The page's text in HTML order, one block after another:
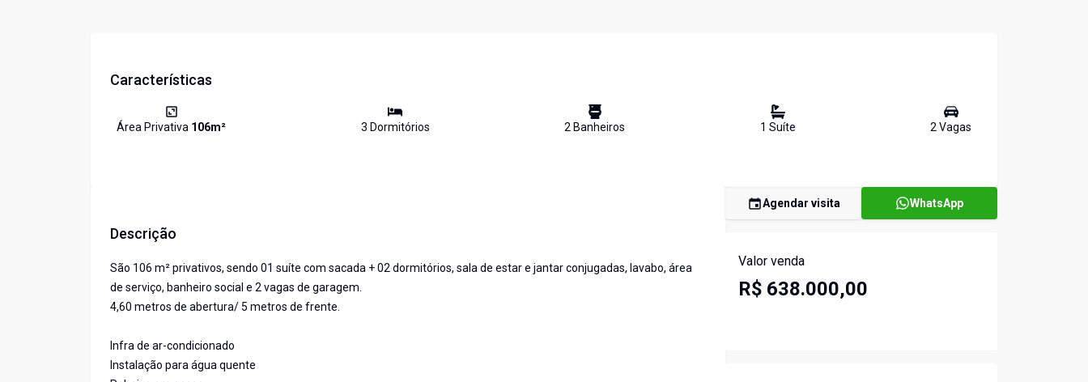
Características
Área Privativa 106m² 3 Dormitórios 2 Banheiros 1 Suíte 2Vagas
Descrição
São 106 m² privativos, sendo 01 suíte com sacada + 02 dormitórios, sala de estar e jantar conjugadas, lavabo, área
de serviço, banheiro social e 2 vagas de garagem.
4,60 metros de abertura/ 5 metros de frente.
Infra de ar-condicionado
Instalação para água quente
Agendar visita WhatsApp
Valor venda
R$ 638.000,00